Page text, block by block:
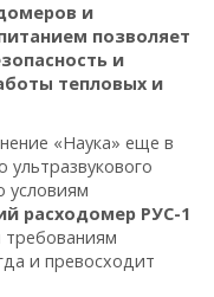
и
позволяет
и
тепловых и
«Наука» еще в
условиям
расходомер РУС-1
требованиям
и превосходит